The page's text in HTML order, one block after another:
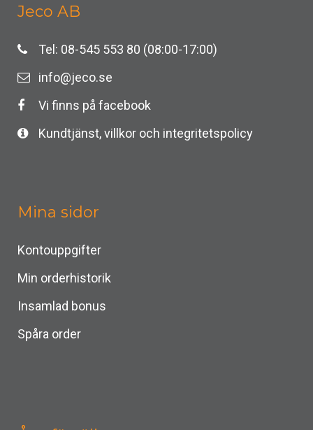
Jeco AB
Tel: 08-545 553 80 (08:00-17:00)
info@jeco.se
Vi finns på facebook
Kundtjänst, villkor och integritetspolicy
Mina sidor
Kontouppgifter
Min orderhistorik
Insamlad bonus
Spåra order